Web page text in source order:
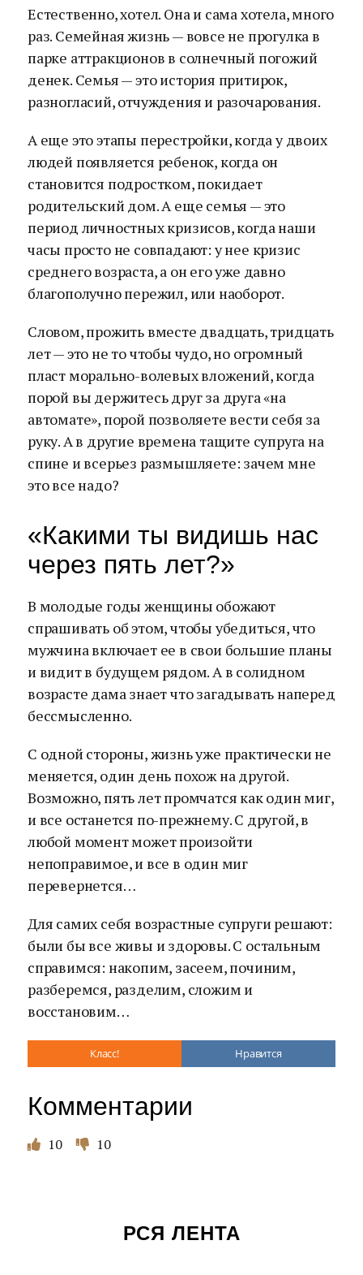
Естественно, хотел. Она и сама хотела, много
раз. Семейная жизнь — вовсе не прогулка в
парке аттракционов в солнечный погожий
денек. Семья — это история притирок,
разногласий, отчуждения и разочарования.
А еще это этапы перестройки, когда у двоих
людей появляется ребенок, когда он
становится подростком, покидает
родительский дом. А еще семья — это
период личностных кризисов, когда наши
часы просто не совпадают: у нее кризис
среднего возраста, а он его уже давно
благополучно пережил, или наоборот.
Словом, прожить вместе двадцать, тридцать
лет — это не то чтобы чудо, но огромный
пласт морально-волевых вложений, когда
порой вы держитесь друг за друга «на
автомате», порой позволяете вести себя за
руку. А в другие времена тащите супруга на
спине и всерьез размышляете: зачем мне
это все надо?
«Какими ты видишь нас
через пять лет?»
В молодые годы женщины обожают
спрашивать об этом, чтобы убедиться, что
мужчина включает ее в свои большие планы
и видит в будущем рядом. А в солидном
возрасте дама знает что загадывать наперед
бессмысленно.
С одной стороны, жизнь уже практически не
меняется, один день похож на другой.
Возможно, пять лет промчатся как один миг,
и все останется по-прежнему. С другой, в
любой момент может произойти
непоправимое, и все в один миг
перевернется…
Для самих себя возрастные супруги решают:
были бы все живы и здоровы. С остальным
справимся: накопим, засеем, починим,
разберемся, разделим, сложим и
восстановим…
Класс! Нравится
Комментарии
10 10
РСЯ ЛЕНТА